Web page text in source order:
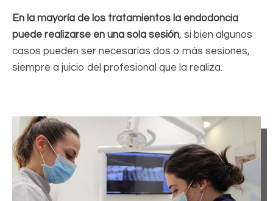
En la mayoría de los tratamientos la endodoncia
puede realizarse en una sola sesión, si bien algunos
casos pueden ser necesarias dos o más sesiones,
siempre a juicio del profesional que la realiza.